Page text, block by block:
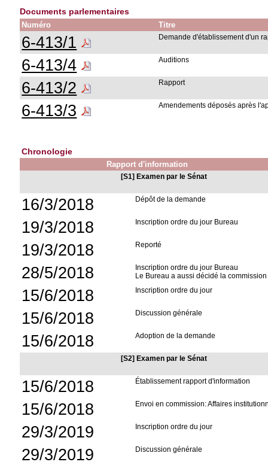
Documents parlementaires
Numéro Titre
6-413/1 Demande d'établissement d'un
6-413/4 Auditions
6-413/2 Rapport
6-413/3 Amendements déposés après
Chronologie
Rapport d'information
[S1] Examen par le Sénat
16/3/2018 Dépôt de la demande
19/3/2018 Inscription ordre du jour Bureau
19/3/2018 Reporté
28/5/2018
Inscription ordre du jour Bureau
Le Bureau a aussi décidé la
15/6/2018 Inscription ordre du jour
15/6/2018 Discussion générale
15/6/2018 Adoption de la demande
[S2] Examen par le Sénat
15/6/2018 Établissement rapport d'information
15/6/2018 Envoi en commission: Affaires
29/3/2019 Inscription ordre du jour
29/3/2019 Discussion générale